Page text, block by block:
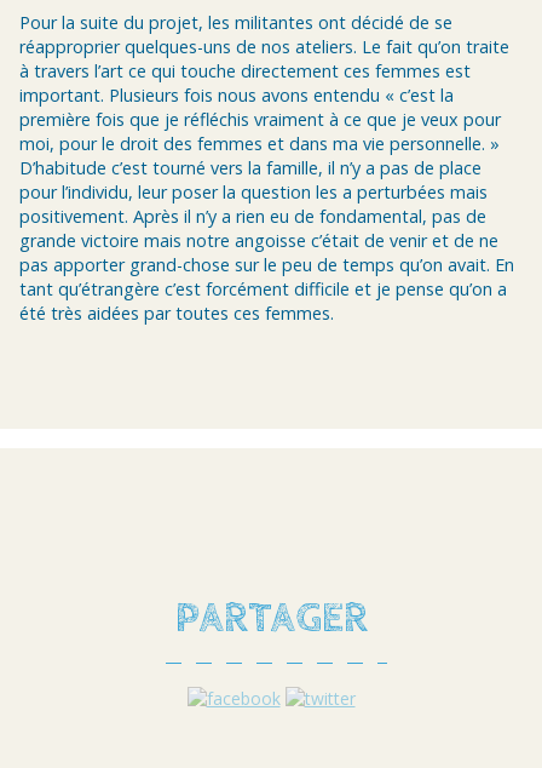
Pour la suite du projet, les militantes ont décidé de se
réapproprier quelques-uns de nos ateliers. Le fait qu’on traite
à travers l’art ce qui touche directement ces femmes est
important. Plusieurs fois nous avons entendu « c’est la
première fois que je réfléchis vraiment à ce que je veux pour
moi, pour le droit des femmes et dans ma vie personnelle. »
D’habitude c’est tourné vers la famille, il n’y a pas de place
pour l’individu, leur poser la question les a perturbées mais
positivement. Après il n’y a rien eu de fondamental, pas de
grande victoire mais notre angoisse c’était de venir et de ne
pas apporter grand-chose sur le peu de temps qu’on avait. En
tant qu’étrangère c’est forcément difficile et je pense qu’on a
été très aidées par toutes ces femmes.
PARTAGER